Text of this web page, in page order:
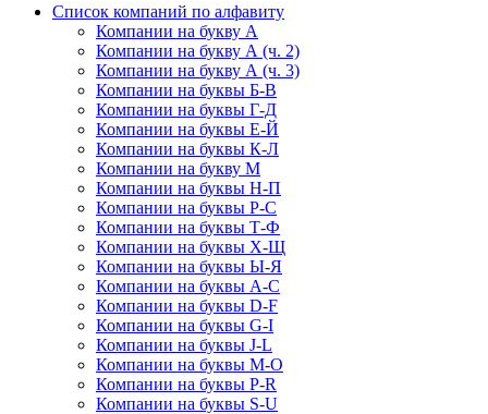
Список компаний по алфавиту
Компании на букву А
Компании на букву А (ч. 2)
Компании на букву А (ч. 3)
Компании на буквы Б-В
Компании на буквы Г-Д
Компании на буквы Е-Й
Компании на буквы К-Л
Компании на букву М
Компании на буквы Н-П
Компании на буквы Р-С
Компании на буквы Т-Ф
Компании на буквы Х-Щ
Компании на буквы Ы-Я
Компании на буквы A-C
Компании на буквы D-F
Компании на буквы G-I
Компании на буквы J-L
Компании на буквы M-O
Компании на буквы P-R
Компании на буквы S-U